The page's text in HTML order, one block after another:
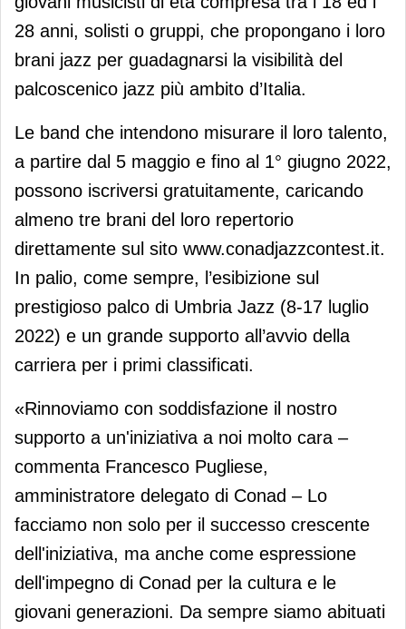
28 anni, solisti o gruppi, che propongano i loro
brani jazz per guadagnarsi la visibilità del
palcoscenico jazz più ambito d’Italia.
Le band che intendono misurare il loro talento,
a partire dal 5 maggio e fino al 1° giugno 2022,
possono iscriversi gratuitamente, caricando
almeno tre brani del loro repertorio
direttamente sul sito www.conadjazzcontest.it.
In palio, come sempre, l’esibizione sul
prestigioso palco di Umbria Jazz (8-17 luglio
2022) e un grande supporto all’avvio della
carriera per i primi classificati.
«Rinnoviamo con soddisfazione il nostro
supporto a un'iniziativa a noi molto cara –
commenta Francesco Pugliese,
amministratore delegato di Conad – Lo
facciamo non solo per il successo crescente
dell'iniziativa, ma anche come espressione
dell'impegno di Conad per la cultura e le
giovani generazioni. Da sempre siamo abituati